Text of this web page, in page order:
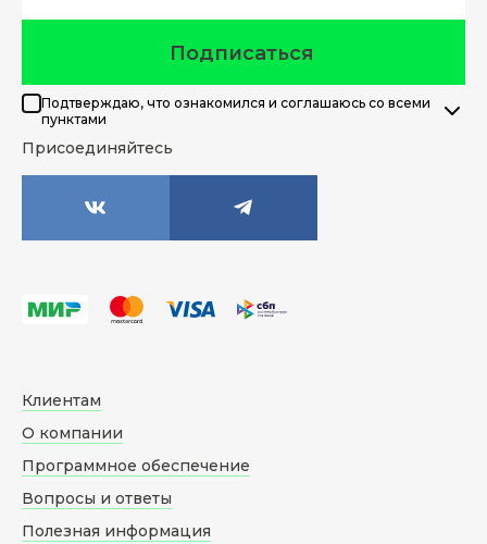
Подписаться
Подтверждаю, что ознакомился и соглашаюсь со всеми
пунктами
Присоединяйтесь
Клиентам
О компании
Программное обеспечение
Вопросы и ответы
Полезная информация